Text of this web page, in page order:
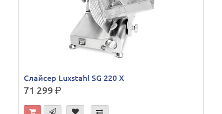
Слайсер Luxstahl SG 220 X
71 299р.